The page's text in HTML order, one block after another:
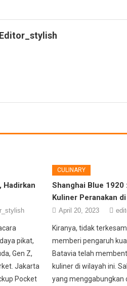
Editor_stylish
Hadirkan
pikat,
Gen Z,
Jakarta
Pocket
CULINARY
Shanghai Blue 1920
Kuliner Peranakan
April 20, 2023
Kiranya, tidak
memberi pengaruh
Batavia telah
kuliner di wilayah ini.
yang menggabungkan